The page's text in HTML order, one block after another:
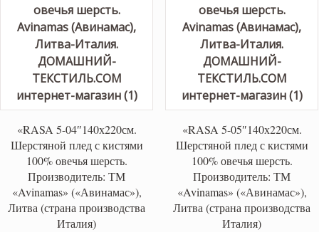
«RASA 5-04″140х220см.
Шерстяной плед с кистями
100% овечья шерсть.
Производитель: ТМ
«Avinamas» («Авинамас»),
Литва (страна производства
Италия)
«RASA 5-05″140х220см.
Шерстяной плед с кистями
100% овечья шерсть.
Производитель: ТМ
«Avinamas» («Авинамас»),
Литва (страна производства
Италия)